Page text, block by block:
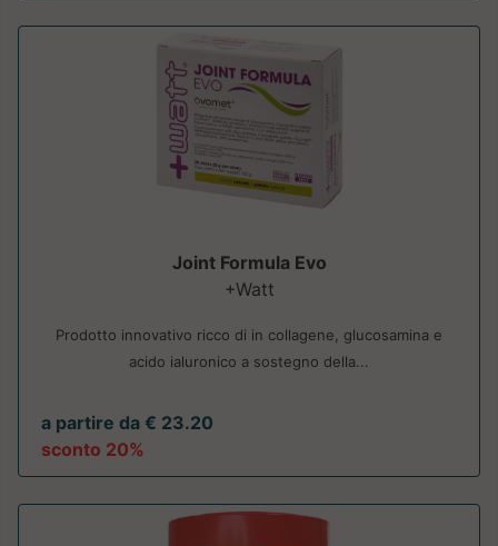
Joint Formula Evo
+Watt
Prodotto innovativo ricco di in collagene, glucosamina e
acido ialuronico a sostegno della...
a partire da € 23.20
sconto 20%